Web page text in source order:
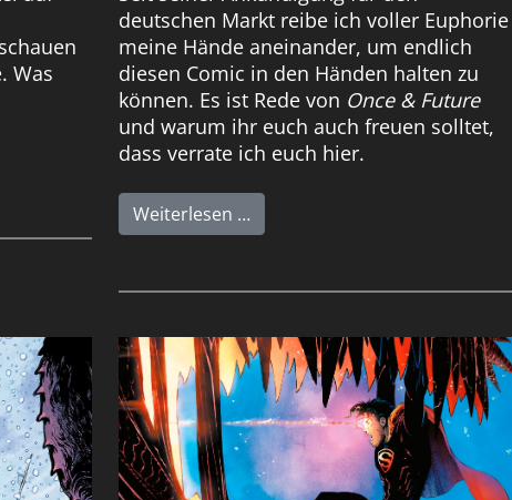
Was
deutschen Markt reibe ich voller Euphorie
meine Hände aneinander, um endlich
diesen Comic in den Händen halten zu
können. Es ist Rede von Once & Future
und warum ihr euch auch freuen solltet,
dass verrate ich euch hier.
Weiterlesen …